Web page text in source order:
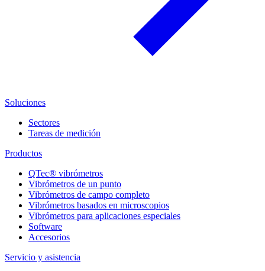
Soluciones
Sectores
Tareas de medición
Productos
QTec® vibrómetros
Vibrómetros de un punto
Vibrómetros de campo completo
Vibrómetros basados en microscopios
Vibrómetros para aplicaciones especiales
Software
Accesorios
Servicio y asistencia